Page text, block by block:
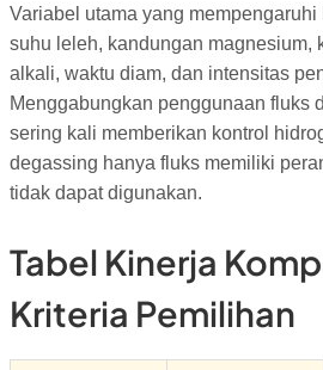
Variabel utama yang
suhu leleh, kandungan magnesium,
alkali, waktu diam, dan intensitas
Menggabungkan penggunaan fluks
sering kali memberikan kontrol
degassing hanya fluks memiliki
tidak dapat digunakan.
Tabel Kinerja
Kriteria Pemilihan